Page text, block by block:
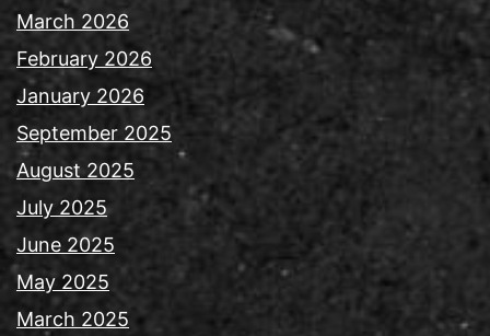
March 2026
February 2026
January 2026
September 2025
August 2025
July 2025
June 2025
May 2025
March 2025